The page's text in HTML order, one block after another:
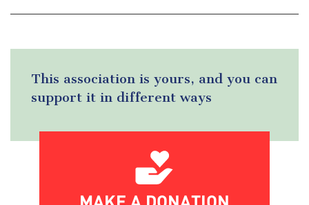
This association is yours, and you can
support it in different ways
MAKE A DONATION